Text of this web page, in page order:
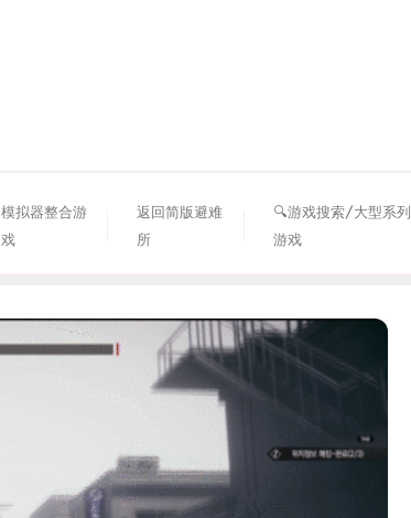
模拟器整合游
戏
返回简版避难
所
🔍游戏搜索/大型系列
游戏